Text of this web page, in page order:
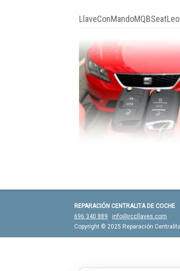
REPARACIÓN CENTRALITA DE COCHE
696 340 889
info@rccllaves.com
Copyright © 2025 Reparación